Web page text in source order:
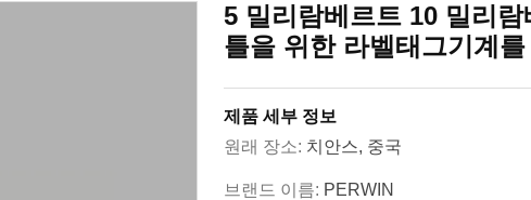
5 밀리람베르트 10 밀리
틀을 위한 라벨태그기계
제품 세부 정보
원래 장소: 치안스, 중국
브랜드 이름: PERWIN